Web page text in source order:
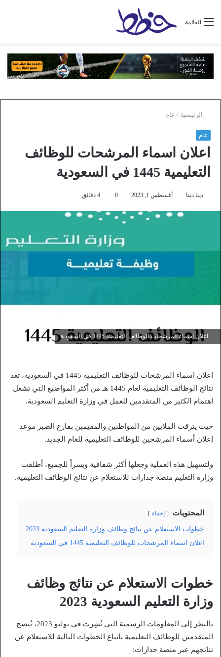
القائمة
الرئيسية / عام
عام
اعلان اسماء المرشحات للوظائف
التعليمية 1445 في السعودية
دينا دينا أغسطس 1, 2023 0
اعلان اسماء المرشحات للوظائف التعليمية 1445 في السعودية
اعلان اسماء المرشحات للوظائف التعليمية 1445 في السعودية، تعد
نتائج الوظائف التعليمية لعام 1445 هـ من أكثر المواضيع التي تشغل
اهتمام الكثير من المتقدمين للعمل في وزارة التعليم السعودية.
حيث يترقب الملايين من المواطنين والمقيمين بفارغ الصبر موعد
إعلان أسماء المرشحين للوظائف التعليمية للعام الجديد.
ولتسهيل هذه العملية وجعلها أكثر شفافية ويسراً للجميع، أطلقت
وزارة التعليم منصة جدارات للاستعلام عن نتائج الوظائف التعليمية.
المحتويات إخفاء
خطوات الاستعلام عن نتائج وظائف وزارة التعليم السعودية 2023
اعلان اسماء المرشحات للوظائف التعليمية 1445 في السعودية
خطوات الاستعلام عن نتائج وظائف
وزارة التعليم السعودية 2023
بالنظر إلى المعلومات الرسمية التي نُشِرت في يوليو 2023، يُنصح
المتقدمين للوظائف التعليمية باتباع الخطوات التالية للاستعلام عن
نتائجهم عبر منصة جدارات: